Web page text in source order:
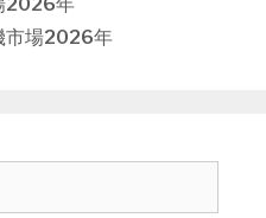
市場2026年